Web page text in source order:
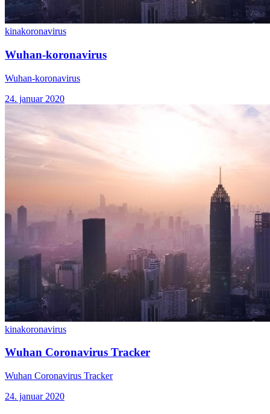
kinakoronavirus
Wuhan-koronavirus
Wuhan-koronavirus
24. januar 2020
kinakoronavirus
Wuhan Coronavirus Tracker
Wuhan Coronavirus Tracker
24. januar 2020